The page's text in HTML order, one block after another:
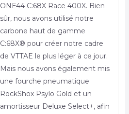
ONE44 C:68X Race 400X. Bien
sûr, nous avons utilisé notre
carbone haut de gamme
C:68X® pour créer notre cadre
de VTTAE le plus léger à ce jour.
Mais nous avons également mis
une fourche pneumatique
RockShox Psylo Gold et un
amortisseur Deluxe Select+, afin